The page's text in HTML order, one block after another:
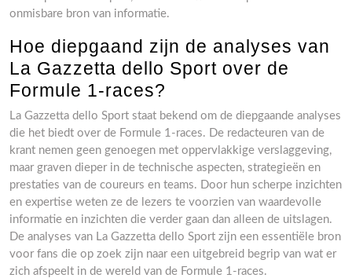
onmisbare bron van informatie.
Hoe diepgaand zijn de analyses van
La Gazzetta dello Sport over de
Formule 1-races?
La Gazzetta dello Sport staat bekend om de diepgaande analyses
die het biedt over de Formule 1-races. De redacteuren van de
krant nemen geen genoegen met oppervlakkige verslaggeving,
maar graven dieper in de technische aspecten, strategieën en
prestaties van de coureurs en teams. Door hun scherpe inzichten
en expertise weten ze de lezers te voorzien van waardevolle
informatie en inzichten die verder gaan dan alleen de uitslagen.
De analyses van La Gazzetta dello Sport zijn een essentiële bron
voor fans die op zoek zijn naar een uitgebreid begrip van wat er
zich afspeelt in de wereld van de Formule 1-races.